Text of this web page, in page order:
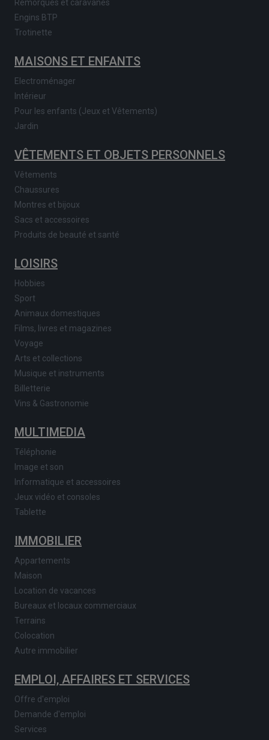
Remorques et caravanes
Engins BTP
Trotinette
MAISONS ET ENFANTS
Electroménager
Intérieur
Pour les enfants (Jeux et Vêtements)
Jardin
VÊTEMENTS ET OBJETS PERSONNELS
Vêtements
Chaussures
Montres et bijoux
Sacs et accessoires
Produits de beauté et santé
LOISIRS
Hobbies
Sport
Animaux domestiques
Films, livres et magazines
Voyage
Arts et collections
Musique et instruments
Billetterie
Vins & Gastronomie
MULTIMEDIA
Téléphonie
Image et son
Informatique et accessoires
Jeux vidéo et consoles
Tablette
IMMOBILIER
Appartements
Maison
Location de vacances
Bureaux et locaux commerciaux
Terrains
Colocation
Autre immobilier
EMPLOI, AFFAIRES ET SERVICES
Offre d'emploi
Demande d'emploi
Services